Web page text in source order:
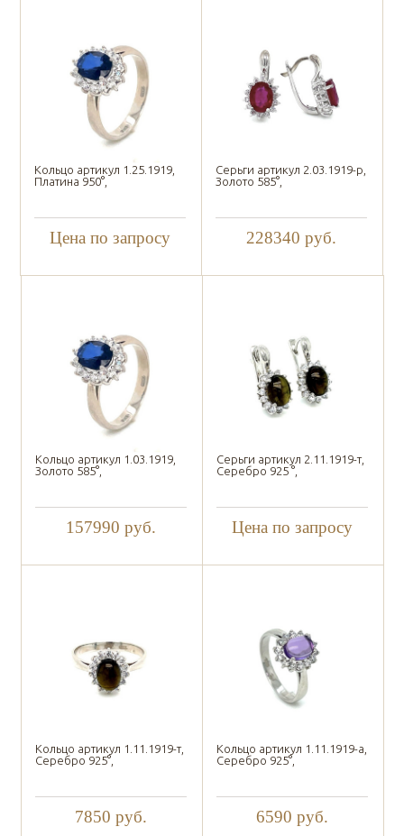
Кольцо артикул 1.25.1919,
Платина 950°,
Цена по запросу
Серьги артикул 2.03.1919-р,
Золото 585°,
228340 руб.
Кольцо артикул 1.03.1919,
Золото 585°,
157990 руб.
Серьги артикул 2.11.1919-т,
Серебро 925 °,
Цена по запросу
Кольцо артикул 1.11.1919-т,
Серебро 925°,
7850 руб.
Кольцо артикул 1.11.1919-а,
Серебро 925°,
6590 руб.